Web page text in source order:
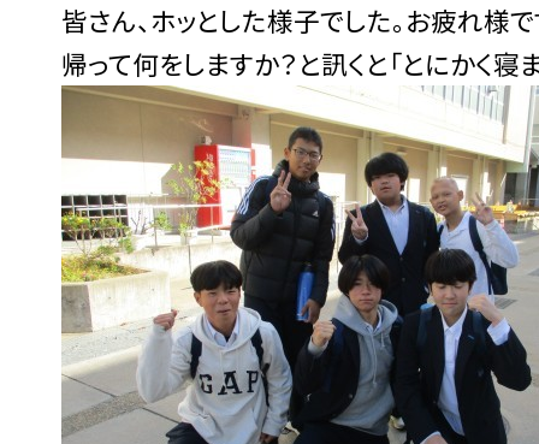
皆さん、ホッとした様子でした。お疲れ様で
帰って何をしますか？と訊くと「とにかく寝